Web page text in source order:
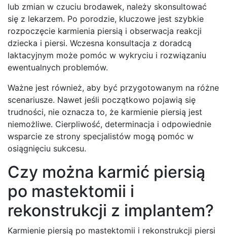
lub zmian w czuciu brodawek, należy skonsultować
się z lekarzem. Po porodzie, kluczowe jest szybkie
rozpoczęcie karmienia piersią i obserwacja reakcji
dziecka i piersi. Wczesna konsultacja z doradcą
laktacyjnym może pomóc w wykryciu i rozwiązaniu
ewentualnych problemów.
Ważne jest również, aby być przygotowanym na różne
scenariusze. Nawet jeśli początkowo pojawią się
trudności, nie oznacza to, że karmienie piersią jest
niemożliwe. Cierpliwość, determinacja i odpowiednie
wsparcie ze strony specjalistów mogą pomóc w
osiągnięciu sukcesu.
Czy można karmić piersią
po mastektomii i
rekonstrukcji z implantem?
Karmienie piersią po mastektomii i rekonstrukcji piersi